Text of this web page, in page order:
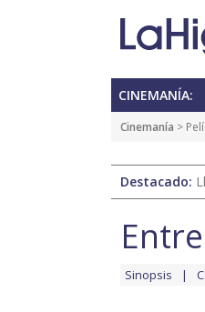
CINEMANÍA:
Cinemanía >
Destacado:
Sinopsis